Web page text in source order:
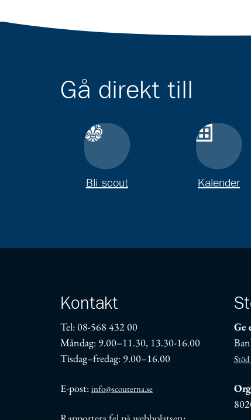
Gå direkt till
Bli scout Kalender
Kontakt
Tel: 08-568 432 00
Måndag: 9.00–11.30, 13.30-16.00
Tisdag–fredag: 9.00–16.00
E-post: info@scouterna.se
Ge
Stöd